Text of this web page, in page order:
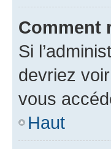
Comment
Si
devriez
vous
Haut